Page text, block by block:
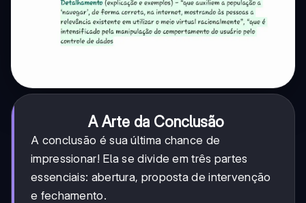
A Arte da Conclusão
A conclusão é sua última chance de
impressionar! Ela se divide em três partes
essenciais: abertura, proposta de intervenção
e fechamento.